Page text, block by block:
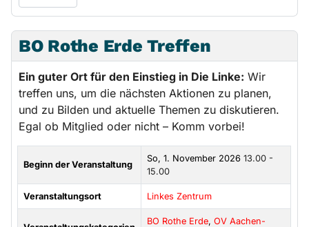
BO Rothe Erde Treffen
Ein guter Ort für den Einstieg in Die Linke: Wir
treffen uns, um die nächsten Aktionen zu planen,
und zu Bilden und aktuelle Themen zu diskutieren.
Egal ob Mitglied oder nicht – Komm vorbei!
Beginn der Veranstaltung
So, 1. November 202613.00 -
15.00
Veranstaltungsort Linkes Zentrum
BO Rothe Erde,OV Aachen-